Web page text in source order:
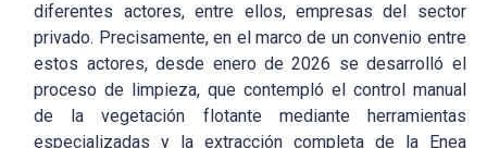
diferentes actores, entre ellos, empresas del sector
privado. Precisamente, en el marco de un convenio entre
estos actores, desde enero de 2026 se desarrolló el
proceso de limpieza, que contempló el control manual
de la vegetación flotante mediante herramientas
especializadas y la extracción completa de la Enea